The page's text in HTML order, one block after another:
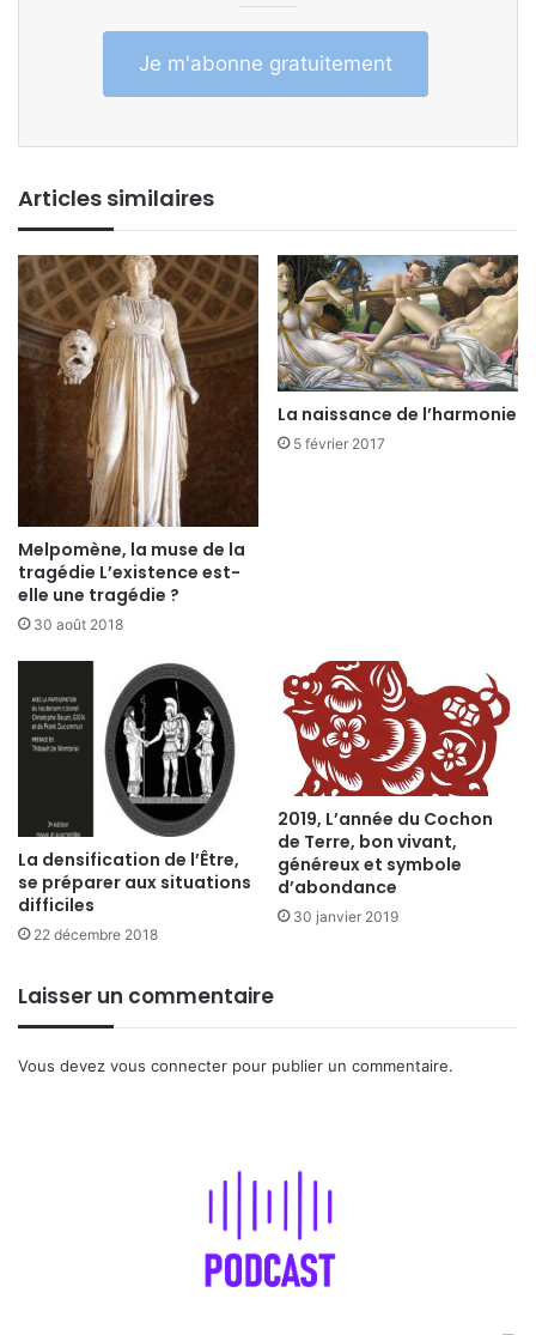
Je m'abonne gratuitement
Articles similaires
Melpomène, la muse de la
tragédie L’existence est-
elle une tragédie ?
30 août 2018
La naissance de l’harmonie
5 février 2017
La densification de l’Être,
se préparer aux situations
difficiles
22 décembre 2018
2019, L’année du Cochon
de Terre, bon vivant,
généreux et symbole
d’abondance
30 janvier 2019
Laisser un commentaire
Vous devez vous connecter pour publier un commentaire.